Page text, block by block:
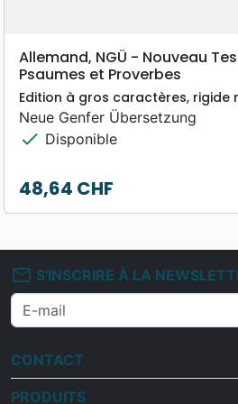
Allemand, NGÜ - Nouveau
Psaumes et Proverbes
Edition à gros caractères, rigide
Neue Genfer Übersetzung
check Disponible
Prix
48,64 CHF
mail_outline S'INSCRIRE À LA
CONTACT
PRODUITS